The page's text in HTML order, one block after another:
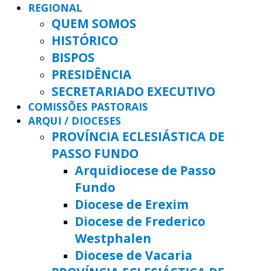
REGIONAL
QUEM SOMOS
HISTÓRICO
BISPOS
PRESIDÊNCIA
SECRETARIADO EXECUTIVO
COMISSÕES PASTORAIS
ARQUI / DIOCESES
PROVÍNCIA ECLESIÁSTICA DE
PASSO FUNDO
Arquidiocese de Passo
Fundo
Diocese de Erexim
Diocese de Frederico
Westphalen
Diocese de Vacaria